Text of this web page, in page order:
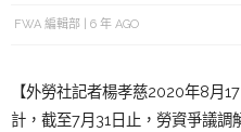
FWA 編輯部 6 年 AGO
【外勞社記者楊孝慈2020年8月
計，截至7月31日止，勞資爭議